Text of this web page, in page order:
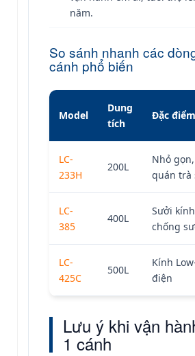
năm.
So sánh nhanh các
cánh phổ biến
Model
Dung
tích
Đặc
LC-
233H
200L
Nhỏ
quán trà
LC-
385
400L
Sưởi
chống
LC-
425C
500L
Kính
điện
Lưu ý khi vận
1 cánh